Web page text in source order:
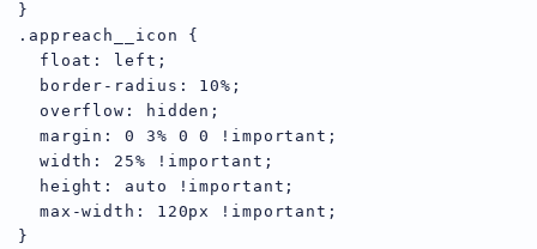
}
.appreach__icon {
  float: left;
  border-radius: 10%;
  overflow: hidden;
  margin: 0 3% 0 0 !important;
  width: 25% !important;
  height: auto !important;
  max-width: 120px !important;
}